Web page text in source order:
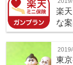
楽
な
東